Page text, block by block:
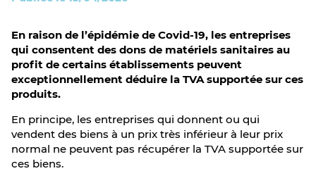
En raison de l’épidémie de Covid-19, les entreprises
qui consentent des dons de matériels sanitaires au
profit de certains établissements peuvent
exceptionnellement déduire la TVA supportée sur ces
produits.
En principe, les entreprises qui donnent ou qui
vendent des biens à un prix très inférieur à leur prix
normal ne peuvent pas récupérer la TVA supportée sur
ces biens.